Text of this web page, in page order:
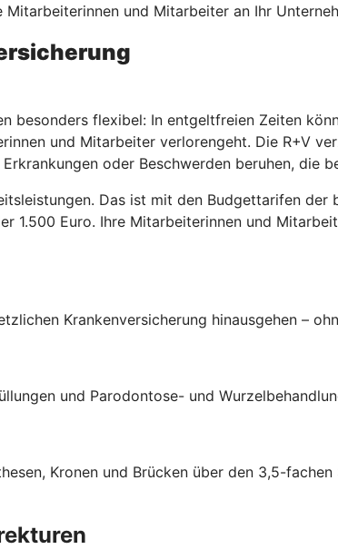
und Mitarbeiter an Ihr
besonders flexibel: In entgeltfreien Zeiten
und Mitarbeiter verlorengeht. Die R+V
oder Beschwerden beruhen, die
Das ist mit den Budgettarifen
1.500 Euro. Ihre Mitarbeiterinnen und
Krankenversicherung hinausgehen –
und Parodontose- und
Kronen und Brücken über den 3,5-